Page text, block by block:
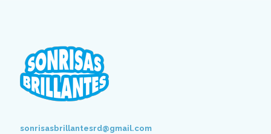
sonrisasbrillantesrd@gmail.com